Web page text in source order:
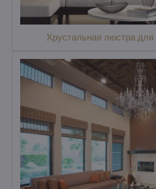
Хрустальная люстра для